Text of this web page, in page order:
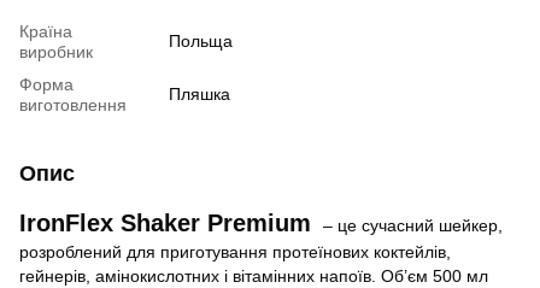
Країна
виробник
Польща
Форма
виготовлення
Пляшка
Опис
IronFlex Shaker Premium
– це сучасний шейкер,
розроблений для приготування протеїнових коктейлів,
гейнерів, амінокислотних і вітамінних напоїв. Об’єм 500 мл